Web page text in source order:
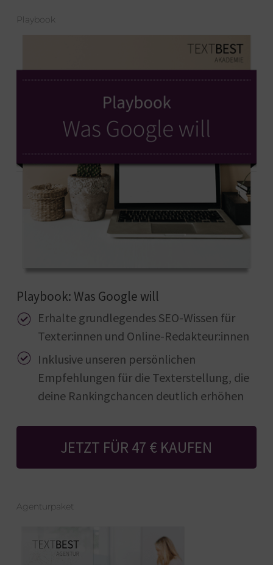
Playbook
Playbook: Was Google will
Erhalte grundlegendes SEO-Wissen für
Texter:innen und Online-Redakteur:innen
Inklusive unseren persönlichen
Empfehlungen für die Texterstellung, die
deine Rankingchancen deutlich erhöhen
JETZT FÜR 47 € KAUFEN
Agenturpaket